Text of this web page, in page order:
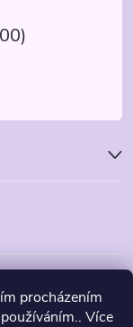
procházením
Více